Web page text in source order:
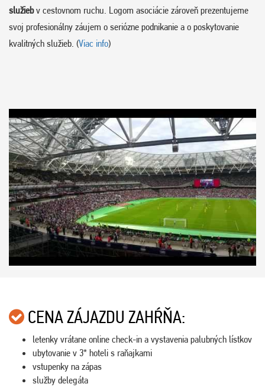
služiebv cestovnom ruchu. Logom asociácie zároveň prezentujeme
svoj profesionálny záujem o seriózne podnikanie a o poskytovanie
kvalitných služieb. (Viac info)
CENA ZÁJAZDU ZAHŔŇA:
letenky vrátane online check-in a vystavenia palubných lístkov
ubytovanie v 3* hoteli s raňajkami
vstupenky na zápas
služby delegáta